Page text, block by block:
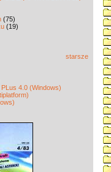
(75)
(19)
starsze
4.0 (Windows)